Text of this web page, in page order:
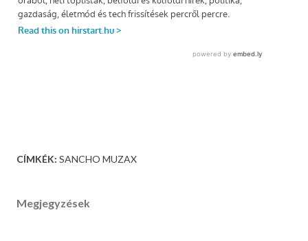
CÍMKÉK: SANCHO MUZAX
Megjegyzések